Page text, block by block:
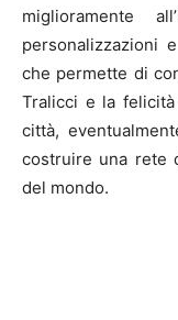
miglioramente
personalizzazioni
che permette di
Tralicci e la
città,
costruire una rete
del mondo.